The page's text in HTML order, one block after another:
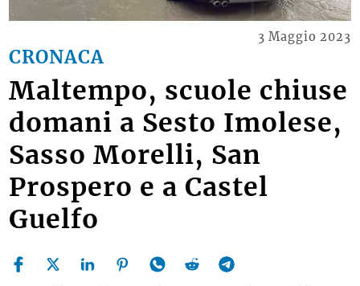
CRONACA
3 Maggio 2023
Maltempo, scuole chiuse
domani a Sesto Imolese,
Sasso Morelli, San
Prospero e a Castel
Guelfo